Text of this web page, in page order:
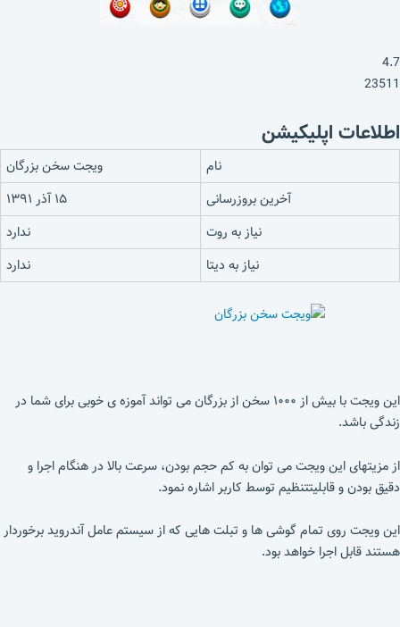
4.7
23511
اطلاعات اپلیکیشن
نام
ویجت سخن بزرگان
آخرین بروزرسانی
۱۵ آذر ۱۳۹۱
نیاز به روت
ندارد
نیاز به دیتا
ندارد
این ویجت با بیش از ۱۰۰۰ سخن از بزرگان می تواند آموزه ی خوبی برای شما در
زندگی باشد.
از مزیتهای این ویجت می توان به کم حجم بودن، سرعت بالا در هنگام اجرا و
دقیق بودن و قابلیتتنظیم توسط کاربر اشاره نمود.
این ویجت روی تمام گوشی ها و تبلت هایی که از سیستم عامل آندروید برخوردار
هستند قابل اجرا خواهد بود.